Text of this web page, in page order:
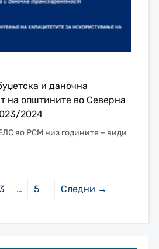
и даночна
на општините во Северна
2024
во РСМ низ годините – види
… 5 Следни →